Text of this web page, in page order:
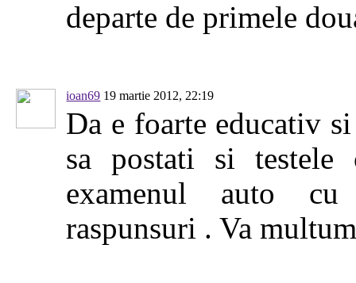
departe de primele
ioan69 19 martie 2012, 22:19
Da e foarte educativ
sa postati si
examenul auto
raspunsuri . Va